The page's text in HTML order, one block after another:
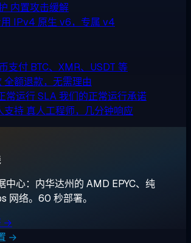
内置攻击缓解
IPv4 原生 v6，专属 v4
支付 BTC、XMR、USDT 等
全额退款，无需理由
常运行 SLA我们的正常运行承诺
支持 真人工程师，几分钟响应
中心：内华达州的 AMD EPYC、纯
网络。60 秒部署。
→
→